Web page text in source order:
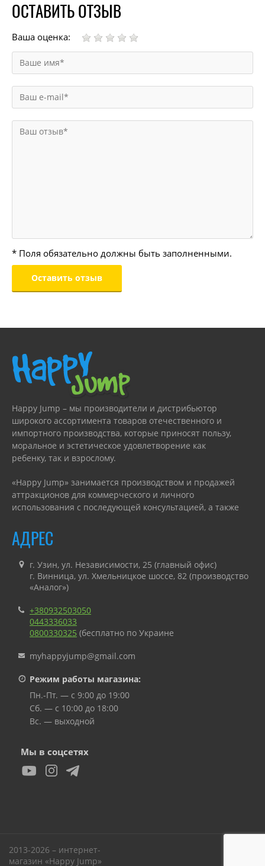
ОСТАВИТЬ ОТЗЫВ
Ваша оценка:
* Поля обязательно должны быть заполненными.
Happy Jump – мы производители и дистрибьютор
широкого ассортимента товаров отечественного и
импортного производства, которые приносят пользу,
моральное и эстетическое удовлетворение как
ребенку, так и взрослому.
«Happy Jump» занимается производством и продажей
аттракционов для коммерческого и личного
использования с последующей консультацией, а также
АДРЕС
г. Узин, ул. Независимости, 25 (главный офис)
г. Винница, ул. Хмельницкое шоссе, 82 (производство
«Аналог»)
+380932503050
0443336033
0800330325 (бесплатно по Украине
myhappyjump@gmail.com
Режим работы магазина:
Пн.-Пт. — с 9:00 до 19:00
Сб. — с 10:00 до 18:00
Вс. — выходной
Мы в соцсетях
2013-2026 – интернет-
магазин «Happy Jump»